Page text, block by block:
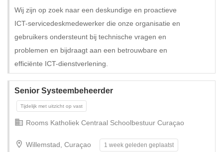
Tijdelijk met uitzicht op vast
Wij zijn op zoek naar een deskundige en proactieve
ICT-servicedeskmedewerker die onze organisatie en
gebruikers ondersteunt bij technische vragen en
problemen en bijdraagt aan een betrouwbare en
efficiënte ICT-dienstverlening.
Senior Systeembeheerder
Rooms Katholiek Centraal Schoolbestuur Curaçao
Willemstad, Curaçao 1 week geleden geplaatst